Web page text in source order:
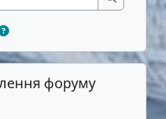
Пошук
форуму новин
форуму